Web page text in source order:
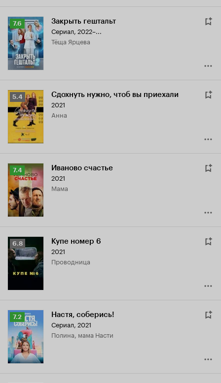
Рейтинг
Кинопоиска
7.6
7.6 Закрыть гештальт
Сериал, 2022–...
тёща Ярцева
Рейтинг
Кинопоиска
5.4
5.4 Сдохнуть нужно, чтоб вы приехали
2021
Анна
Рейтинг
Кинопоиска
7.4
7.4 Иваново счастье
2021
мама
Рейтинг
Кинопоиска
6.8
6.8 Купе номер 6
2021
проводница
Рейтинг
Кинопоиска
7.2
7.2 Настя, соберись!
Сериал, 2021
Полина, мама Насти